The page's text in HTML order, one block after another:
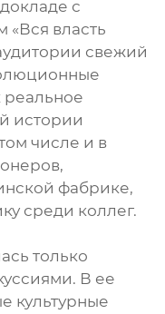
с
власть
свежий
реальное
истории
числе и в
фабрике,
среди коллег.
только
В ее
культурные